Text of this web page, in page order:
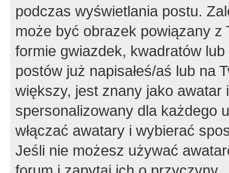
podczas wyświetlania postu.
może być obrazek powiązany z
formie gwiazdek, kwadratów
postów już napisałeś/aś lub na
większy, jest znany jako
spersonalizowany dla każdego
włączać awatary i wybierać
Jeśli nie możesz używać